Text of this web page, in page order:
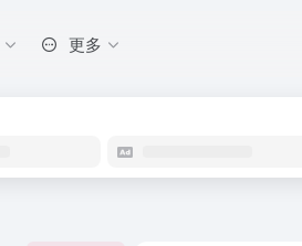
更多